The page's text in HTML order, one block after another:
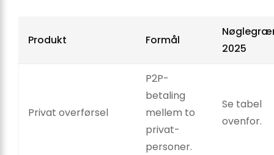
Produkt Formål
2025
Privat overførsel
P2P-
betaling
mellem to
privat­
personer.
Se tabel
ovenfor.